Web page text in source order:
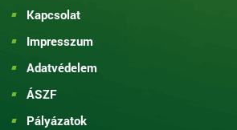
Kapcsolat
Impresszum
Adatvédelem
ÁSZF
Pályázatok